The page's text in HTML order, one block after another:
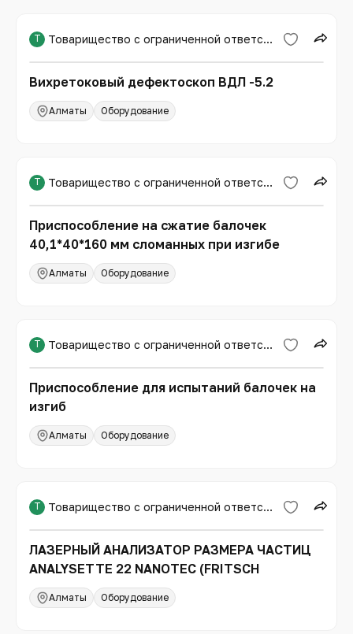
Т Товарищество с ограниченной ответственностью «Международная образовательная корпорация»
Вихретоковый дефектоскоп ВДЛ -5.2
Алматы Оборудование
Т Товарищество с ограниченной ответственностью «Международная образовательная корпорация»
Приспособление на сжатие балочек
40,1*40*160 мм сломанных при изгибе
Алматы Оборудование
Т Товарищество с ограниченной ответственностью «Международная образовательная корпорация»
Приспособление для испытаний балочек на
изгиб
Алматы Оборудование
Т Товарищество с ограниченной ответственностью «Международная образовательная корпорация»
ЛАЗЕРНЫЙ АНАЛИЗАТОР РАЗМЕРА ЧАСТИЦ
ANALYSETTE 22 NANOTEC (FRITSCH
Алматы Оборудование